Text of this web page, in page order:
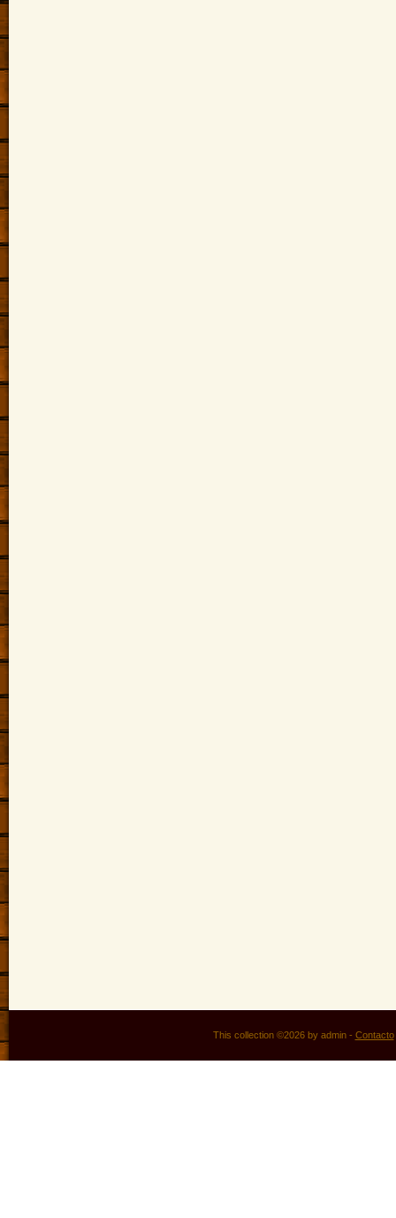
This collection ©2026 by admin - Contacto